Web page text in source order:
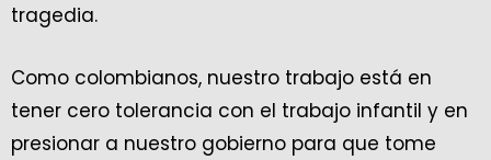
tragedia.
Como colombianos, nuestro trabajo está en
tener cero tolerancia con el trabajo infantil y en
presionar a nuestro gobierno para que tome